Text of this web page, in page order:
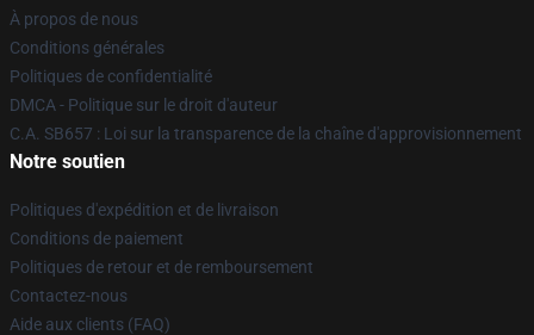
À propos de nous
Conditions générales
Politiques de confidentialité
DMCA - Politique sur le droit d'auteur
C.A. SB657 : Loi sur la transparence de la chaîne d'approvisionnement
Notre soutien
Politiques d'expédition et de livraison
Conditions de paiement
Politiques de retour et de remboursement
Contactez-nous
Aide aux clients (FAQ)